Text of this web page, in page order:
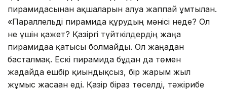
пирамидасынан ақшаларын алуға жаппай ұмтылған.
«Параллельді пирамида құрудың мәнісі неде? Ол
не үшін қажет? Қазіргі түйткілдердің жаңа
пирамидаға қатысы болмайды. Ол жаңадан
басталмақ. Ескі пирамида бұдан да төмен
жағдайда ешбір қиындықсыз, бір жарым жыл
жұмыс жасаған еді. Қазір біраз төселді, тәжірибе